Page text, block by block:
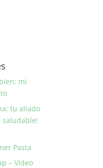
mi
tu aliado
saludable!
Pasta
– Video